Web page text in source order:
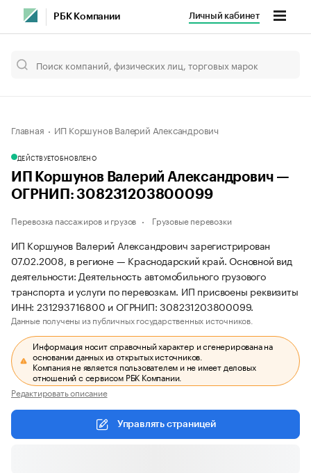
РБК Компании Личный кабинет
Главная ИП Коршунов Валерий Александрович
ДЕЙСТВУЕТОБНОВЛЕНО
ИП Коршунов Валерий Александрович —
ОГРНИП: 308231203800099
Перевозка пассажиров и грузов Грузовые перевозки
ИП Коршунов Валерий Александрович зарегистрирован
07.02.2008, в регионе — Краснодарский край. Основной вид
деятельности: Деятельность автомобильного грузового
транспорта и услуги по перевозкам. ИП присвоены реквизиты
ИНН: 231293716800 и ОГРНИП: 308231203800099.
Данные получены из публичных государственных источников.
Информация носит справочный характер и сгенерирована на
основании данных из открытых источников.
Компания не является пользователем и не имеет деловых
отношений с сервисом РБК Компании.
Редактировать описание
Управлять страницей